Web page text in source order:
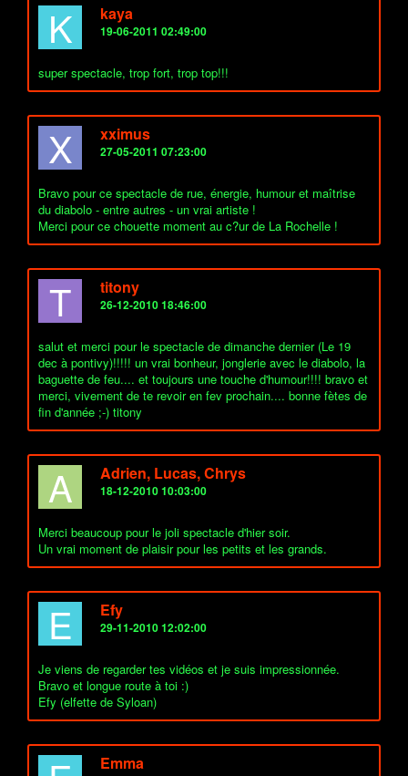
K kaya
19-06-2011 02:49:00
super spectacle, trop fort, trop top!!!
X xximus
27-05-2011 07:23:00
Bravo pour ce spectacle de rue, énergie, humour et maîtrise
du diabolo - entre autres - un vrai artiste !
Merci pour ce chouette moment au c?ur de La Rochelle !
T titony
26-12-2010 18:46:00
salut et merci pour le spectacle de dimanche dernier (Le 19
dec à pontivy)!!!!! un vrai bonheur, jonglerie avec le diabolo, la
baguette de feu.... et toujours une touche d'humour!!!! bravo et
merci, vivement de te revoir en fev prochain.... bonne fètes de
fin d'année ;-) titony
A Adrien, Lucas, Chrys
18-12-2010 10:03:00
Merci beaucoup pour le joli spectacle d'hier soir.
Un vrai moment de plaisir pour les petits et les grands.
E Efy
29-11-2010 12:02:00
Je viens de regarder tes vidéos et je suis impressionnée.
Bravo et longue route à toi :)
Efy (elfette de Syloan)
Emma